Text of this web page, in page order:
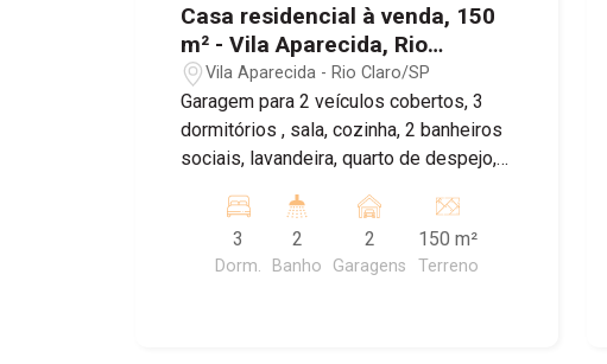
Casa residencial à venda, 150
m² - Vila Aparecida, Rio
Claro/SP
Vila Aparecida - Rio Claro/SP
Garagem para 2 veículos cobertos, 3
dormitórios , sala, cozinha, 2 banheiros
sociais, lavandeira, quarto de despejo, e
3
Dorm.
2
Banho
2
Garagens
150 m²
Terreno